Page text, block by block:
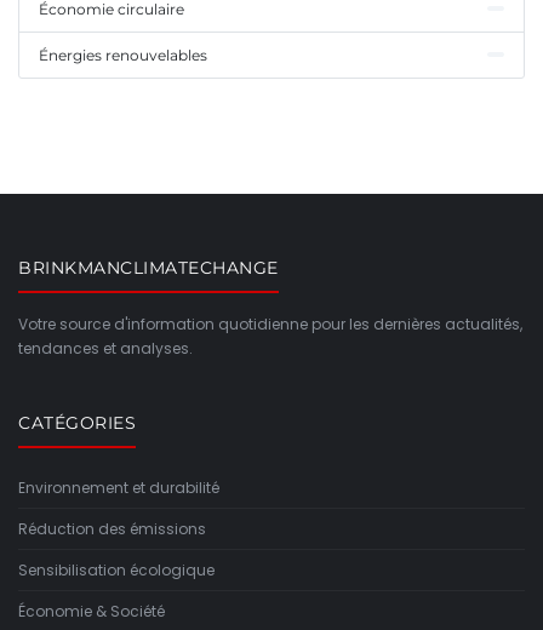
Économie circulaire
Énergies renouvelables
BRINKMANCLIMATECHANGE
Votre source d'information quotidienne pour les dernières actualités,
tendances et analyses.
CATÉGORIES
Environnement et durabilité
Réduction des émissions
Sensibilisation écologique
Économie & Société